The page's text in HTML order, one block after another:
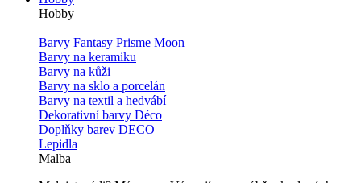
Hobby
Barvy Fantasy Prisme Moon
Barvy na keramiku
Barvy na kůži
Barvy na sklo a porcelán
Barvy na textil a hedvábí
Dekorativní barvy Déco
Doplňky barev DECO
Lepidla
Malba